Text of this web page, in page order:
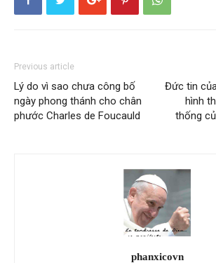
Previous article
Lý do vì sao chưa công bố
ngày phong thánh cho chân
phước Charles de Foucauld
Đức tin
hình
thống
phanxicovn